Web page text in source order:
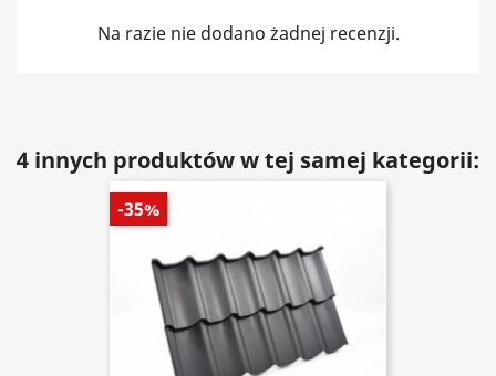
Na razie nie dodano żadnej recenzji.
4 innych produktów w tej samej kategorii:
-35%